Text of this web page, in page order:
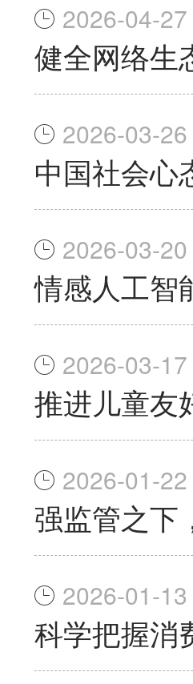
2026-04-27
健全网络生
2026-03-26
中国社会心
2026-03-20
情感人工智
2026-03-17
推进儿童友
2026-01-22
强监管之下
2026-01-13
科学把握消